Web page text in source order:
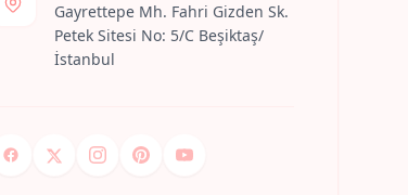
Gayrettepe Mh. Fahri Gizden Sk.
Petek Sitesi No: 5/C Beşiktaş/
İstanbul